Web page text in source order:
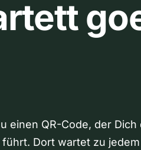
einen QR-Code, der Dich
Dort wartet zu